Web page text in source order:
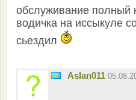
обслуживание полный
водичка на иссыкуле
сьездил
Aslan011